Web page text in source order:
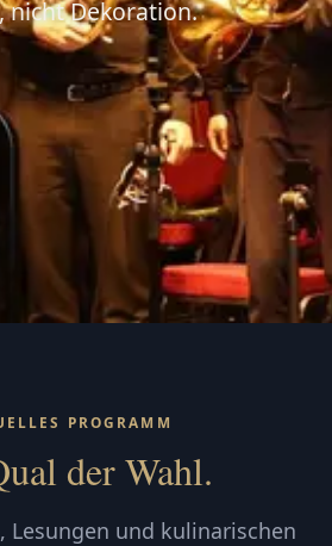
nicht Dekoration.
PROGRAMM
der Wahl.
Lesungen und kulinarischen